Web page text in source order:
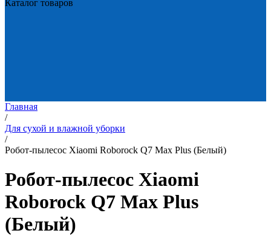
Каталог товаров
Главная
/
Для сухой и влажной уборки
/
Робот-пылесос Xiaomi Roborock Q7 Max Plus (Белый)
Робот-пылесос Xiaomi
Roborock Q7 Max Plus
(Белый)